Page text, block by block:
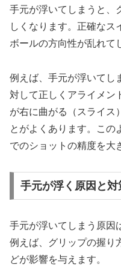
手元が浮いてしまうと、
しくなります。正確なス
ボールの方向性が乱れて
例えば、手元が浮いてし
対して正しくアライメン
が右に曲がる（スライス
とがよくあります。この
でのショットの精度を大
手元が浮く原因と対
手元が浮いてしまう原因
例えば、グリップの握り
どが影響を与えます。